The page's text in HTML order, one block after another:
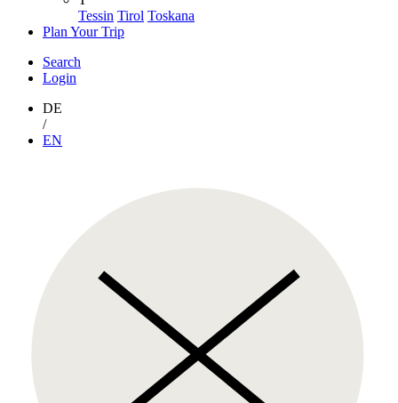
Tessin Tirol Toskana
Plan Your Trip
Search
Login
DE
/
EN